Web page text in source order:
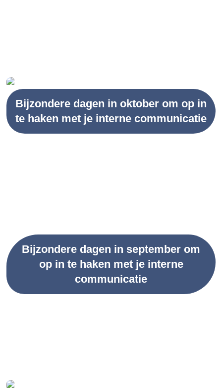
Bijzondere dagen in oktober om op in
te haken met je interne communicatie
Bijzondere dagen in september om
op in te haken met je interne
communicatie